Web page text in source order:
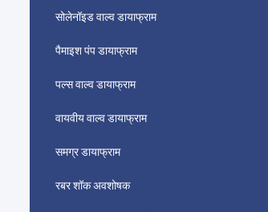
सोलेनॉइड वाल्व डायाफ्राम
पैमाइश पंप डायाफ्राम
पल्स वाल्व डायाफ्राम
वायवीय वाल्व डायाफ्राम
समग्र डायाफ्राम
रबर शॉक अवशोषक